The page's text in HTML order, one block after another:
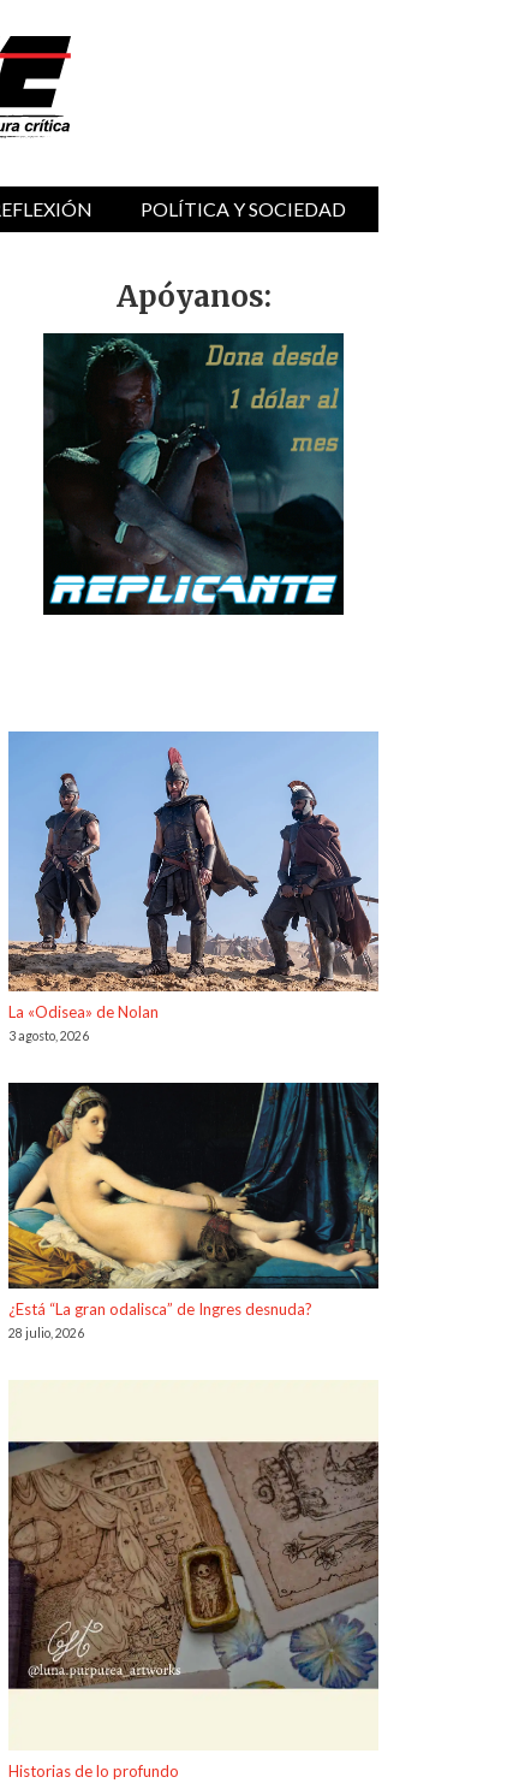
POLÍTICA Y SOCIEDAD
Apóyanos:
La «Odisea» de Nolan
3 agosto, 2026
¿Está “La gran odalisca” de Ingres desnuda?
28 julio, 2026
Historias de lo profundo